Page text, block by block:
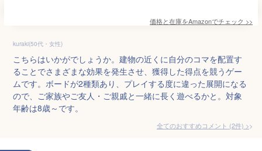
価格と在庫をAmazonでチェック >>
kuraki(50代・女性)
こちらはいかがでしょうか。建物の近くに自分のコマを配置す
ることでさまざまな効果を発生させ、獲得した得点を競うゲー
ムです。ボードが2種類あり、プレイする度に違った展開になる
ので、ご家族やご友人・ご親戚と一緒に長く遊べるかと。対象
年齢は8歳～です。
全てのおすすめコメント (2件) >